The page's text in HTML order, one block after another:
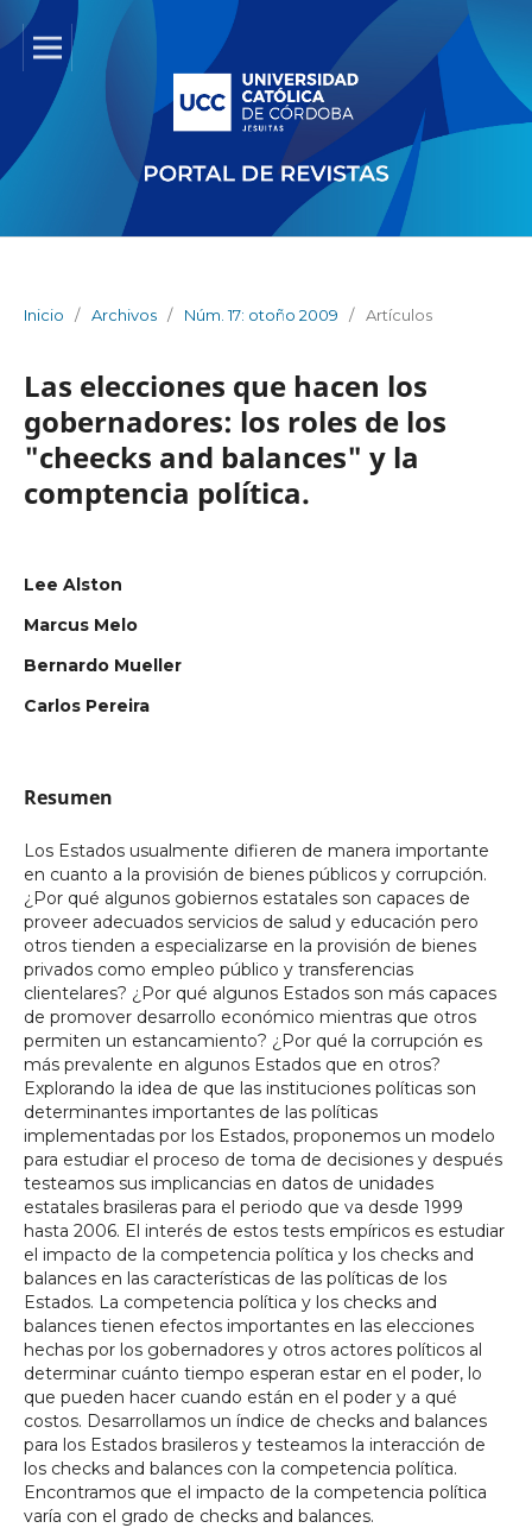
Inicio / Archivos / Núm. 17: otoño 2009 / Artículos
Las elecciones que hacen los
gobernadores: los roles de los
"cheecks and balances" y la
comptencia política.
Lee Alston
Marcus Melo
Bernardo Mueller
Carlos Pereira
Resumen
Los Estados usualmente difieren de manera importante
en cuanto a la provisión de bienes públicos y corrupción.
¿Por qué algunos gobiernos estatales son capaces de
proveer adecuados servicios de salud y educación pero
otros tienden a especializarse en la provisión de bienes
privados como empleo público y transferencias
clientelares? ¿Por qué algunos Estados son más capaces
de promover desarrollo económico mientras que otros
permiten un estancamiento? ¿Por qué la corrupción es
más prevalente en algunos Estados que en otros?
Explorando la idea de que las instituciones políticas son
determinantes importantes de las políticas
implementadas por los Estados, proponemos un modelo
para estudiar el proceso de toma de decisiones y después
testeamos sus implicancias en datos de unidades
estatales brasileras para el periodo que va desde 1999
hasta 2006. El interés de estos tests empíricos es estudiar
el impacto de la competencia política y los checks and
balances en las características de las políticas de los
Estados. La competencia política y los checks and
balances tienen efectos importantes en las elecciones
hechas por los gobernadores y otros actores políticos al
determinar cuánto tiempo esperan estar en el poder, lo
que pueden hacer cuando están en el poder y a qué
costos. Desarrollamos un índice de checks and balances
para los Estados brasileros y testeamos la interacción de
los checks and balances con la competencia política.
Encontramos que el impacto de la competencia política
varía con el grado de checks and balances.